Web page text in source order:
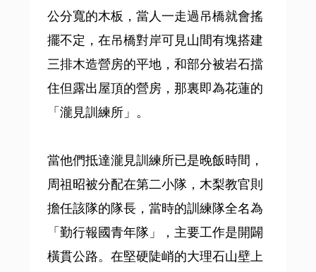
公分寬的木板，當人一走過吊橋就會搖
擺不定，在吊橋對岸可見山間有塊搭建
三排木造營房的平地，和部分被岩石擋
住但露出屋頂的營房，那裏即為花蓮的
「瀧見訓練所」。
當他們抵達瀧見訓練所已是晚飯時間，
周祖昭被分配在第二小隊，木梨教官則
擔任該隊的隊長，當時的訓練隊全名為
「勤行報國青年隊」，主要工作是開闢
橫貫公路。在堅硬陡峭的大理石山壁上